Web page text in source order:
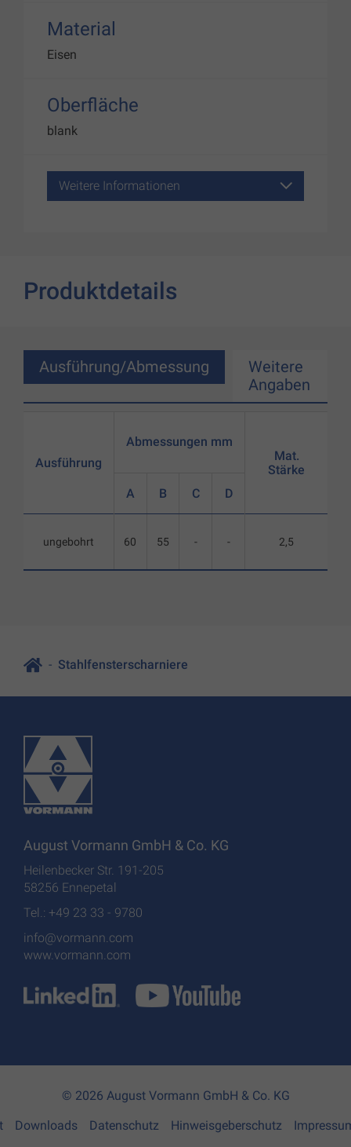
Material
Eisen
Oberfläche
blank
Weitere Informationen
Produktdetails
Ausführung/Abmessung
Weitere
Angaben
Ausführung
ungebohrt
Abmessungen mm
A B C D
60 55 - -
Mat.
Stärke
2,5
Stahlfensterscharniere
August Vormann GmbH & Co. KG
Heilenbecker Str. 191-205
58256 Ennepetal
Tel.: +49 23 33 - 9780
info@vormann.com
www.vormann.com
© 2026 August Vormann GmbH & Co. KG
Downloads Datenschutz Hinweisgeberschutz